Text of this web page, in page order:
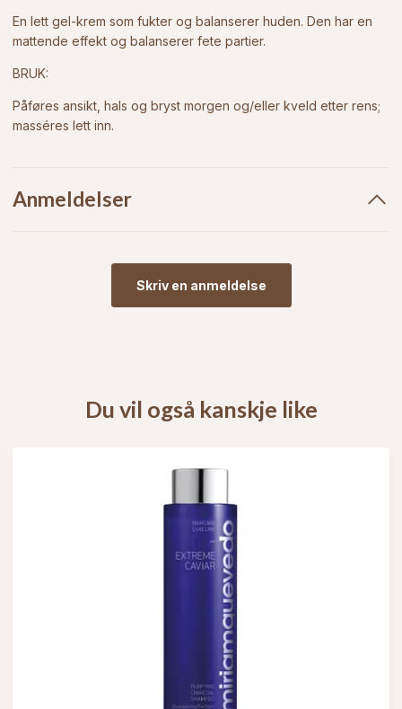
En lett gel-krem som fukter og balanserer huden. Den har en
mattende effekt og balanserer fete partier.
BRUK:
Påføres ansikt, hals og bryst morgen og/eller kveld etter rens;
masséres lett inn.
Anmeldelser
Skriv en anmeldelse
Du vil også kanskje like